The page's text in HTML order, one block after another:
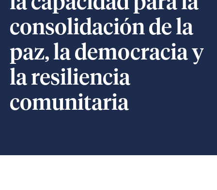
consolidación de la
paz, la democracia y
la resiliencia
comunitaria